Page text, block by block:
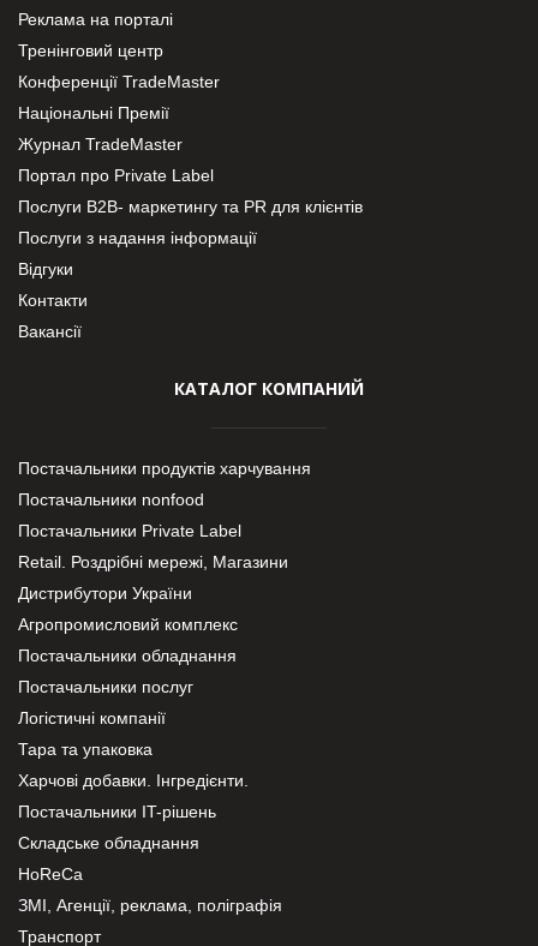
Реклама на порталі
Тренінговий центр
Конференції TradeMaster
Національні Премії
Журнал TradeMaster
Портал про Private Label
Послуги В2В- маркетингу та PR для клієнтів
Послуги з надання інформації
Відгуки
Контакти
Вакансії
КАТАЛОГ КОМПАНИЙ
Постачальники продуктів харчування
Постачальники nonfood
Постачальники Private Label
Retail. Роздрібні мережі, Магазини
Дистрибутори України
Агропромисловий комплекс
Постачальники обладнання
Постачальники послуг
Логістичні компанії
Тара та упаковка
Харчові добавки. Інгредієнти.
Постачальники IT-рішень
Складське обладнання
HoReCa
ЗМІ, Агенції, реклама, поліграфія
Транспорт